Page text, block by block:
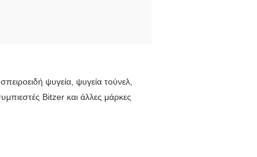
ψυγεία, ψυγεία τούνελ,
Bitzer και άλλες μάρκες